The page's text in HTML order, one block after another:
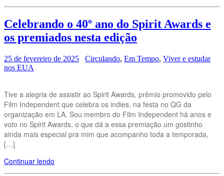
Celebrando o 40º ano do Spirit Awards e
os premiados nesta edição
25 de fevereiro de 2025 Circulando, Em Tempo, Viver e estudar
nos EUA
Tive a alegria de assistir ao Spirit Awards, prêmio promovido pelo
Film Independent que celebra os indies, na festa no QG da
organização em LA. Sou membro do Film Independent há anos e
voto no Spirit Awards, o que dá a essa premiação um gostinho
ainda mais especial pra mim que acompanho toda a temporada,
[…]
Continuar lendo